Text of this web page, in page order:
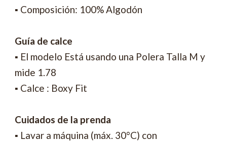
▪ Composición: 100% Algodón
Guía de calce
▪ El modelo Está usando una Polera Talla M y
mide 1.78
▪ Calce : Boxy Fit
Cuidados de la prenda
▪ Lavar a máquina (máx. 30°C) con